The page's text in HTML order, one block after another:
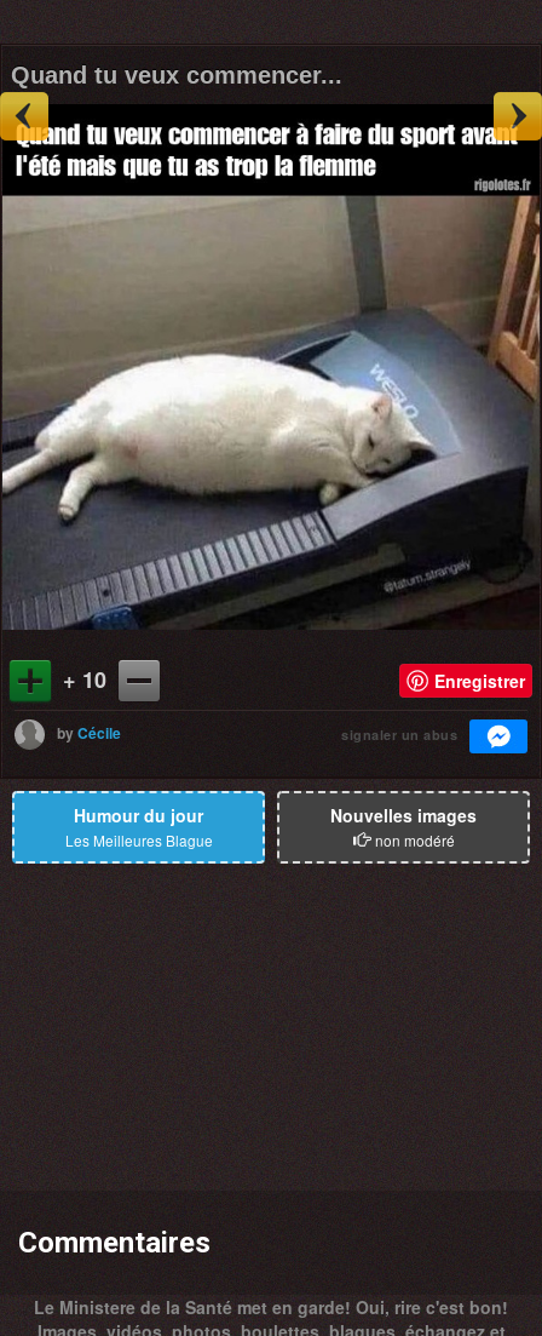
Quand tu veux commencer...
+ 10 Enregistrer
byCécile signaler un abus
Humour du jour
Les Meilleures Blague
Nouvelles images
non modéré
Commentaires
Le Ministere de la Santé met en garde! Oui, rire c'est bon!
Images, vidéos, photos, boulettes, blagues, échangez et